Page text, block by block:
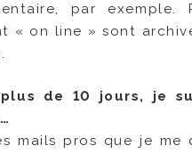
par exemple.
« on line » sont
de 10 jours, je
mails pros que je